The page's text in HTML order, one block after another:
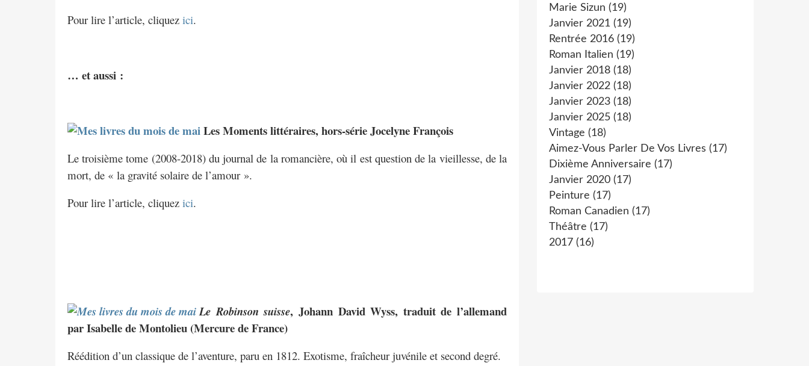
Pour lire l’article, cliquez ici.
… et aussi :
Les Moments littéraires, hors-série Jocelyne François
Le troisième tome (2008-2018) du journal de la romancière, où il est question de la vieillesse, de la
mort, de « la gravité solaire de l’amour ».
Pour lire l’article, cliquez ici.
Le Robinson suisse, Johann David Wyss, traduit de l’allemand
par Isabelle de Montolieu (Mercure de France)
Réédition d’un classique de l’aventure, paru en 1812. Exotisme, fraîcheur juvénile et second degré.
Marie Sizun (19)
Janvier 2021 (19)
Rentrée 2016 (19)
Roman Italien (19)
Janvier 2018 (18)
Janvier 2022 (18)
Janvier 2023 (18)
Janvier 2025 (18)
Vintage (18)
Aimez-Vous Parler De Vos Livres (17)
Dixième Anniversaire (17)
Janvier 2020 (17)
Peinture (17)
Roman Canadien (17)
Théâtre (17)
2017 (16)